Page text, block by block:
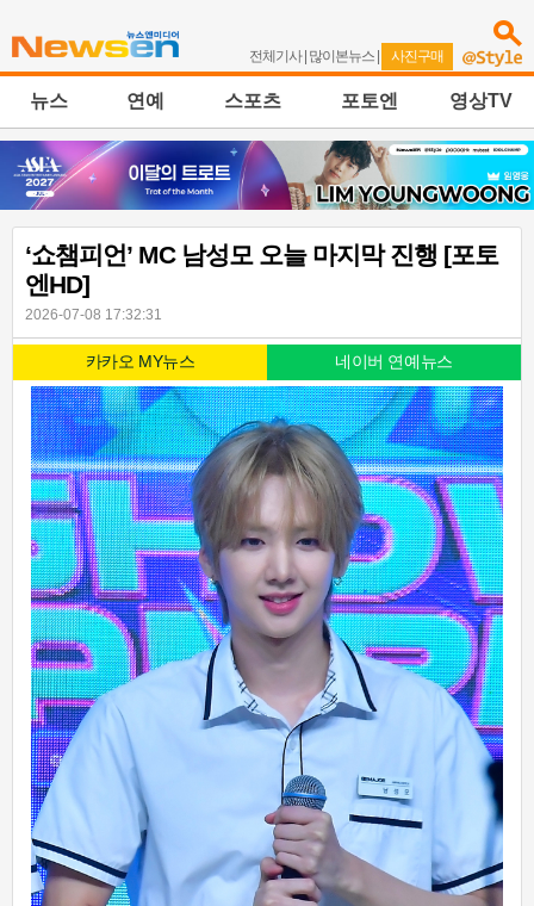
전체기사| 많이본뉴스 | 사진구매
뉴스 연예 스포츠 포토엔 영상TV
‘쇼챔피언’ MC 남성모 오늘 마지막 진행 [포토
엔HD]
2026-07-08 17:32:31
카카오 MY뉴스 네이버 연예뉴스